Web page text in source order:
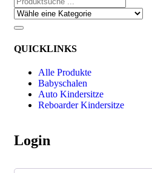
QUICKLINKS
Alle Produkte
Babyschalen
Auto Kindersitze
Reboarder Kindersitze
Login